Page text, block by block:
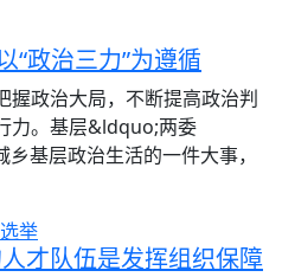
“政治三力”为遵循
握政治大局，不断提高政治判
力。基层&ldquo;两委
基层政治生活的一件大事，
举
才队伍是发挥组织保障